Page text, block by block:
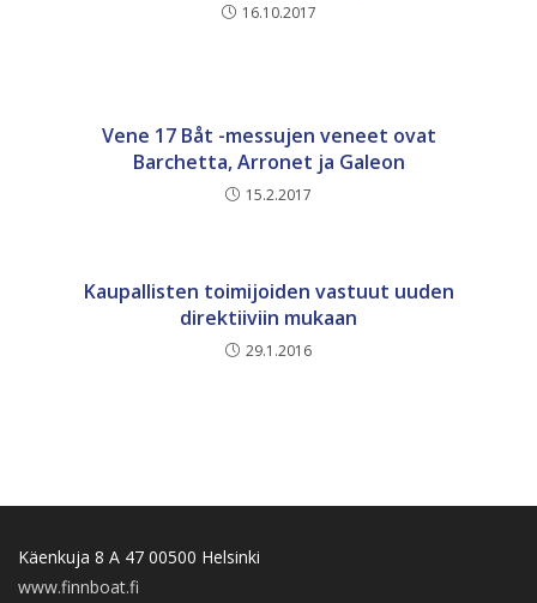
16.10.2017
Vene 17 Båt -messujen veneet ovat
Barchetta, Arronet ja Galeon
15.2.2017
Kaupallisten toimijoiden vastuut uuden
direktiiviin mukaan
29.1.2016
Käenkuja 8 A 47 00500 Helsinki
www.finnboat.fi